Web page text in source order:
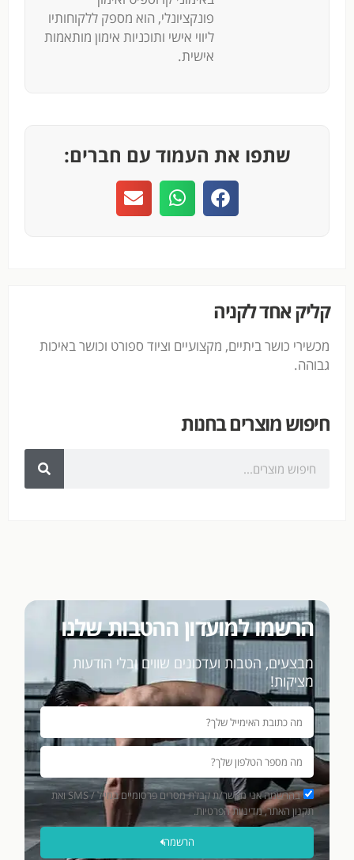
פונקציונלי, הוא מספק ללקוחותיו
ליווי אישי ותוכניות אימון מותאמות
אישית.
שתפו את העמוד עם חברים:
קליק אחד לקניה
מכשירי כושר ביתיים, מקצועיים וציוד ספורט וכושר באיכות
גבוהה.
חיפוש מוצרים בחנות
הרשמו למועדון ההטבות שלנו
מבצעים, הטבות ועדכונים שווים ובלי הודעות
מציקות!
בהרשמה אני מאשר/ת קבלת מסרים פרסומיים במייל / SMS ואת
תקנון האתר, מדיניות הפרטיות.
הרשמה